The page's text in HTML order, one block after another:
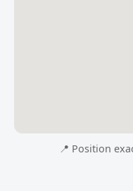
📍 Position